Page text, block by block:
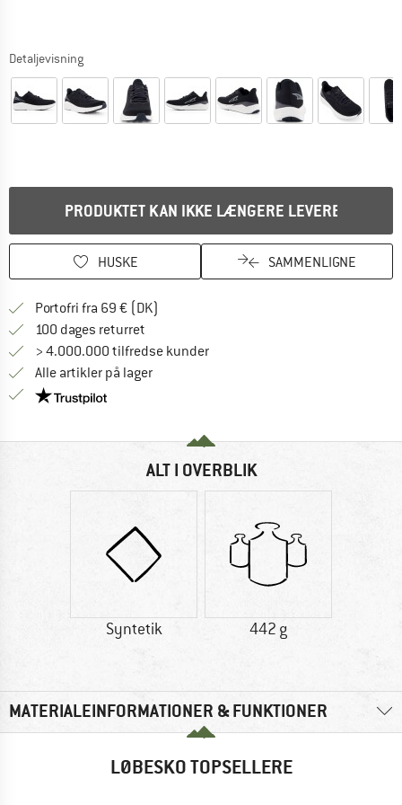
Detaljevisning
PRODUKTET KAN IKKE LÆNGERE LEVERES
HUSKE SAMMENLIGNE
Portofri fra 69 € (DK)
100 dages returret
> 4.000.000 tilfredse kunder
Alle artikler på lager
Vi er Trustpilot-certificeret - oplysningerne får du
ALT I OVERBLIK
Syntetik 442 g
MATERIALEINFORMATIONER & FUNKTIONER
LØBESKO TOPSELLERE